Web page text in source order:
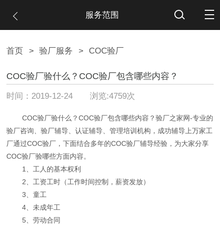
服务范围
首页 > 验厂服务 > COC验厂
COC验厂验什么？COC验厂包含哪些内容？
时间：2019-12-24 浏览:4759次
COC验厂验什么？COC验厂包含哪些内容？验厂之家网-专业的
验厂咨询、验厂辅导、认证辅导、管理培训机构，成功辅导上万家工
厂通过COC验厂，下面结合多年的COC验厂辅导经验，为大家分享
COC验厂验哪些方面内容。
1、工人的基本权利
2、工资工时（工作时间控制，薪资发放）
3、童工
4、未成年工
5、劳动合同